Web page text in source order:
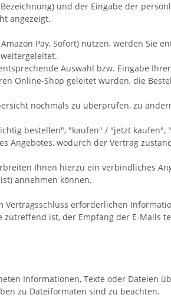
und der Eingabe der
angezeigt.
Pay, Sofort) nutzen, werden
Auswahl bzw. Eingabe
Online-Shop geleitet wurden, die
nochmals zu überprüfen, zu
bestellen", "kaufen" / "jetzt
Angebotes, wodurch der Vertrag
Ihnen hierzu ein verbindliches
annehmen können.
erforderlichen
ist, der Empfang der E-Mails
Informationen, Texte oder Dateien
zu Dateiformaten sind zu beachten.